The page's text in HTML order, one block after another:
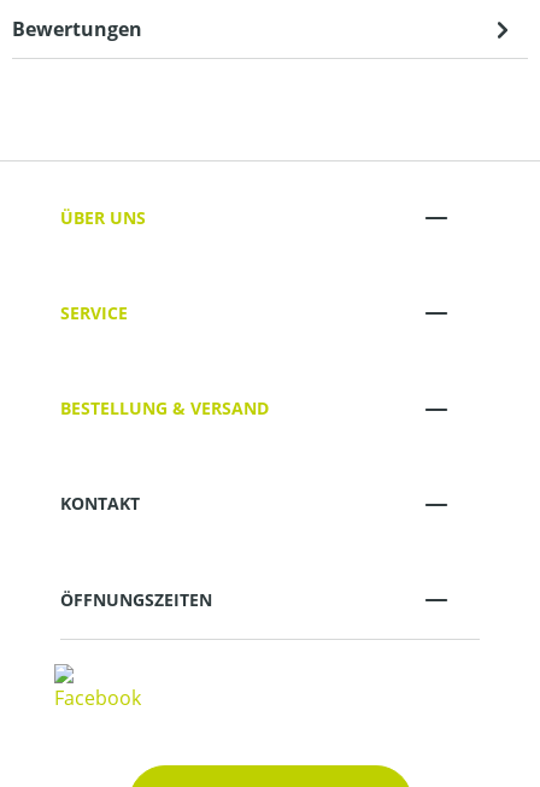
Bewertungen
ÜBER UNS
SERVICE
BESTELLUNG & VERSAND
KONTAKT
ÖFFNUNGSZEITEN